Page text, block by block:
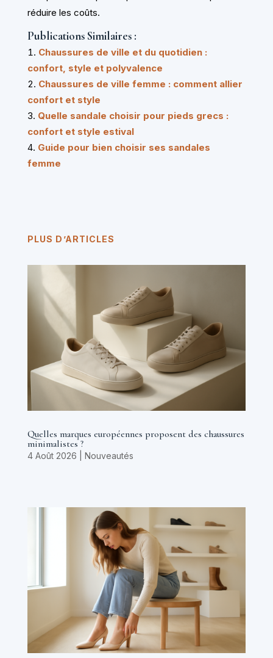
réduire les coûts.
Publications Similaires :
Chaussures de ville et du quotidien :
confort, style et polyvalence
Chaussures de ville femme : comment allier
confort et style
Quelle sandale choisir pour pieds grecs :
confort et style estival
Guide pour bien choisir ses sandales
femme
PLUS D’ARTICLES
Quelles marques européennes proposent des chaussures
minimalistes ?
4 Août 2026 Nouveautés